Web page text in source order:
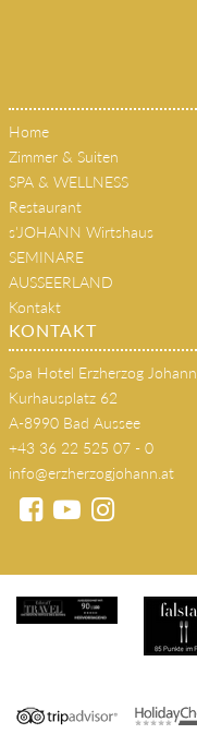
Home
Zimmer & Suiten
SPA & WELLNESS
Restaurant
s'JOHANN Wirtshaus
SEMINARE
AUSSEERLAND
Kontakt
KONTAKT
Spa Hotel Erzherzog Johann
Kurhausplatz 62
A-8990 Bad Aussee
+43 36 22 525 07 - 0
info@erzherzogjohann.at